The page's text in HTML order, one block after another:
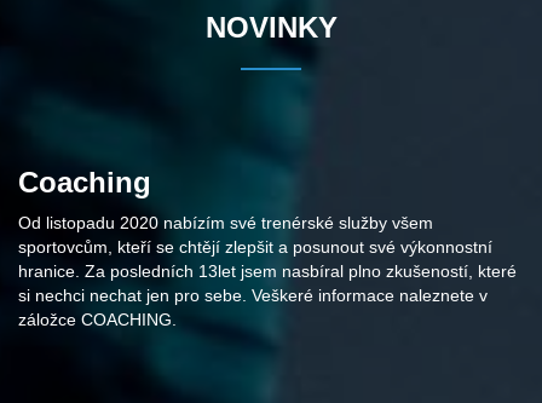
NOVINKY
Coaching
Od listopadu 2020 nabízím své trenérské služby všem
sportovcům, kteří se chtějí zlepšit a posunout své výkonnostní
hranice. Za posledních 13let jsem nasbíral plno zkušeností, které
si nechci nechat jen pro sebe. Veškeré informace naleznete v
záložce COACHING.